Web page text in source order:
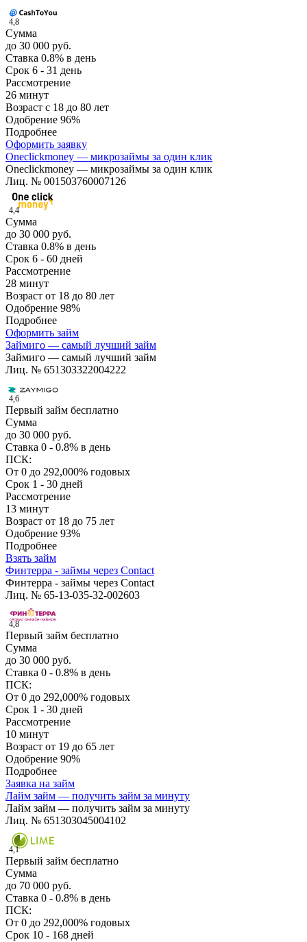
4,8
Сумма
до 30 000 руб.
Ставка 0.8% в день
Срок 6 - 31 день
Рассмотрение
26 минут
Возраст с 18 до 80 лет
Одобрение 96%
Подробнее
Оформить заявку
Oneclickmoney — микрозаймы за один клик
Oneclickmoney — микрозаймы за один клик
Лиц. № 001503760007126
4,4
Сумма
до 30 000 руб.
Ставка 0.8% в день
Срок 6 - 60 дней
Рассмотрение
28 минут
Возраст от 18 до 80 лет
Одобрение 98%
Подробнее
Оформить займ
Займиго — самый лучший займ
Займиго — самый лучший займ
Лиц. № 651303322004222
4,6
Первый займ бесплатно
Сумма
до 30 000 руб.
Ставка 0 - 0.8% в день
ПСК:
От 0 до 292,000% годовых
Срок 1 - 30 дней
Рассмотрение
13 минут
Возраст от 18 до 75 лет
Одобрение 93%
Подробнее
Взять займ
Финтерра - займы через Contact
Финтерра - займы через Contact
Лиц. № 65-13-035-32-002603
4,8
Первый займ бесплатно
Сумма
до 30 000 руб.
Ставка 0 - 0.8% в день
ПСК:
От 0 до 292,000% годовых
Срок 1 - 30 дней
Рассмотрение
10 минут
Возраст от 19 до 65 лет
Одобрение 90%
Подробнее
Заявка на займ
Лайм займ — получить займ за минуту
Лайм займ — получить займ за минуту
Лиц. № 651303045004102
4,1
Первый займ бесплатно
Сумма
до 70 000 руб.
Ставка 0 - 0.8% в день
ПСК:
От 0 до 292,000% годовых
Срок 10 - 168 дней